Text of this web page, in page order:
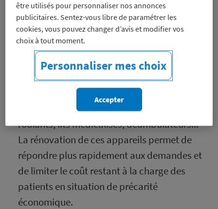
Collecte, réparation, vente et livraison-
installation d'appareils
électroménagers/médicaux rénovés sous
garantie afin de répondre aux besoins de
personnes à faibles revenus ayant
l'obligation, pour des raisons de santé, de
s'équiper en appareils tels : fauteuils
roulants, lits médicalisés, déambulateurs...
La rénovation de ces appareils permet de
répondre plus rapidement aux demandes et
de limiter le coût restant à la charge des
patients en situation de précarité
économique.
être utilisés pour personnaliser nos annonces
publicitaires. Sentez-vous libre de paramétrer les
cookies, vous pouvez changer d’avis et modifier vos
choix à tout moment.
Personnaliser mes choix
Accepter